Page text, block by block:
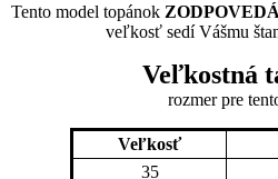
Tento model topánok ZODPOVEDÁ
veľkosť sedí Vášmu
Veľkostná
rozmer pre
Veľkosť
35